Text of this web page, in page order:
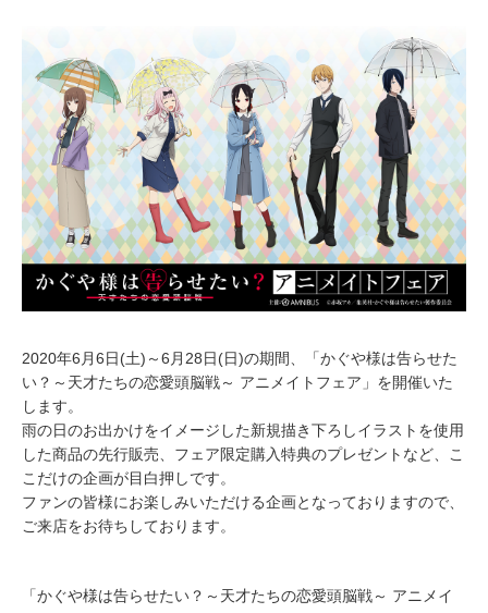
2020年6月6日(土)～6月28日(日)の期間、「かぐや様は告らせた
い？～天才たちの恋愛頭脳戦～ アニメイトフェア」を開催いた
します。
雨の日のお出かけをイメージした新規描き下ろしイラストを使用
した商品の先行販売、フェア限定購入特典のプレゼントなど、こ
こだけの企画が目白押しです。
ファンの皆様にお楽しみいただける企画となっておりますので、
ご来店をお待ちしております。
「かぐや様は告らせたい？～天才たちの恋愛頭脳戦～ アニメイ